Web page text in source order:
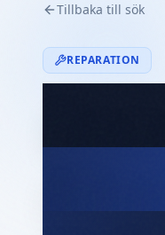
Tillbaka till sök
REPARATION